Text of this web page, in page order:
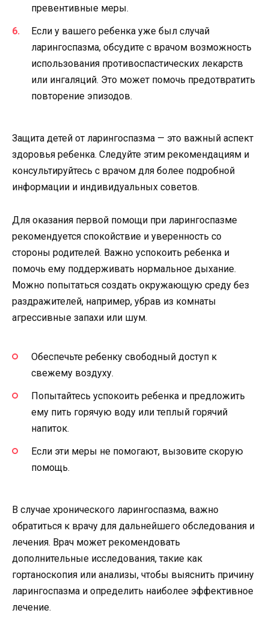
превентивные меры.
Если у вашего ребенка уже был случай
ларингоспазма, обсудите с врачом возможность
использования противоспастических лекарств
или ингаляций. Это может помочь предотвратить
повторение эпизодов.
Защита детей от ларингоспазма — это важный аспект
здоровья ребенка. Следуйте этим рекомендациям и
консультируйтесь с врачом для более подробной
информации и индивидуальных советов.
Для оказания первой помощи при ларингоспазме
рекомендуется спокойствие и уверенность со
стороны родителей. Важно успокоить ребенка и
помочь ему поддерживать нормальное дыхание.
Можно попытаться создать окружающую среду без
раздражителей, например, убрав из комнаты
агрессивные запахи или шум.
Обеспечьте ребенку свободный доступ к
свежему воздуху.
Попытайтесь успокоить ребенка и предложить
ему пить горячую воду или теплый горячий
напиток.
Если эти меры не помогают, вызовите скорую
помощь.
В случае хронического ларингоспазма, важно
обратиться к врачу для дальнейшего обследования и
лечения. Врач может рекомендовать
дополнительные исследования, такие как
гортаноскопия или анализы, чтобы выяснить причину
ларингоспазма и определить наиболее эффективное
лечение.